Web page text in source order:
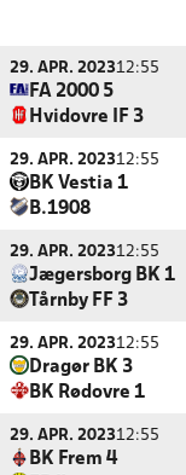
29. APR. 202312:55
FA 2000 5
Hvidovre IF 3
29. APR. 202312:55
BK Vestia 1
B.1908
29. APR. 202312:55
Jægersborg BK 1
Tårnby FF 3
29. APR. 202312:55
Dragør BK 3
BK Rødovre 1
29. APR. 202312:55
BK Frem 4